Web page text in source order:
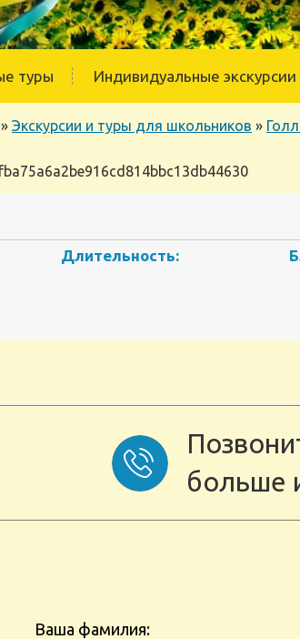
туры Индивидуальные экскурсии
» Экскурсии и туры для школьников »
Длительность:
больше
Ваша фамилия: